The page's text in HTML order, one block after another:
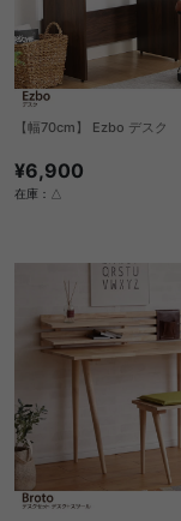
【幅70cm】 Ezbo デスク
¥6,900
在庫：△